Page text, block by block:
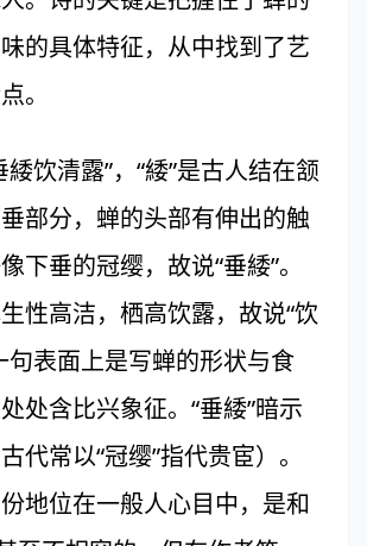
的具体特征，从中找到了艺
。
饮清露”，“緌”是古人结在颔
部分，蝉的头部有伸出的触
下垂的冠缨，故说“垂緌”。
性高洁，栖高饮露，故说“饮
句表面上是写蝉的形状与食
处含比兴象征。“垂緌”暗示
代常以“冠缨”指代贵宦）。
地位在一般人心目中，是和